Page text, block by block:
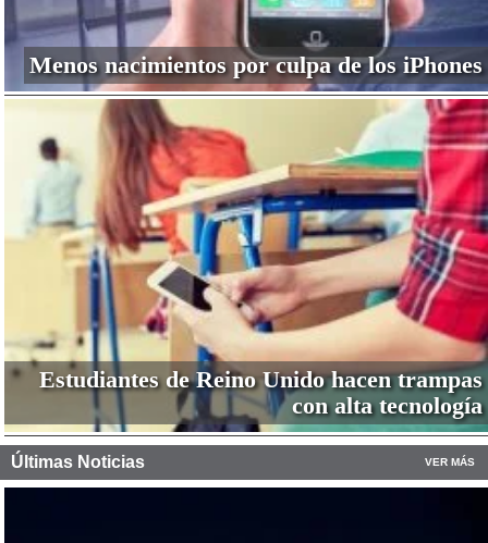
Menos nacimientos por culpa de los iPhones
Estudiantes de Reino Unido hacen trampas
con alta tecnología
Últimas Noticias VER MÁS